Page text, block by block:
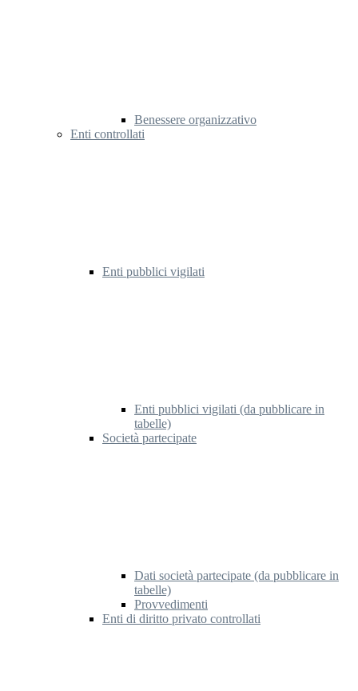
Benessere organizzativo
Enti controllati
Enti pubblici vigilati
Enti pubblici vigilati (da pubblicare in
tabelle)
Società partecipate
Dati società partecipate (da pubblicare in
tabelle)
Provvedimenti
Enti di diritto privato controllati